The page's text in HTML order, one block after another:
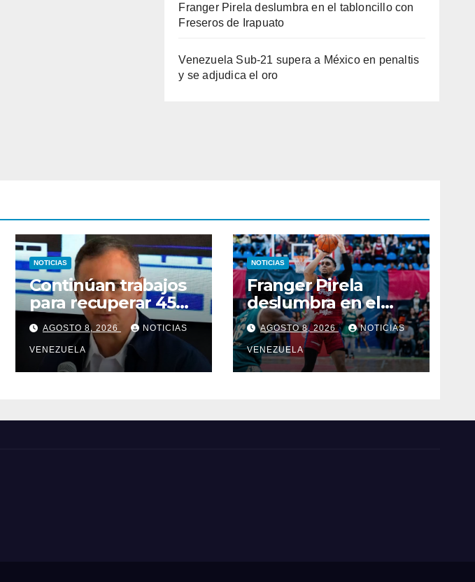
Franger Pirela deslumbra en el tabloncillo con
Freseros de Irapuato
Venezuela Sub-21 supera a México en penaltis
y se adjudica el oro
NOTICIAS
Continúan trabajos
para recuperar 450
megavatios en
Termocarabobo tras
sismos
AGOSTO 8, 2026 NOTICIAS
VENEZUELA
NOTICIAS
Franger Pirela
deslumbra en el
tabloncillo con
Freseros de
Irapuato
AGOSTO 8, 2026 NOTICIAS
VENEZUELA